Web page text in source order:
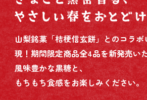
山梨銘菓「桔梗信玄餅」とのコラ
現！期間限定商品全4品を新発売い
風味豊かな黒糖と、
もちもち食感をお楽しみください。